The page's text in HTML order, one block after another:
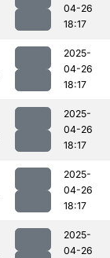
04-26
18:17
2025-
04-26
18:17
2025-
04-26
18:17
2025-
04-26
18:17
2025-
04-26